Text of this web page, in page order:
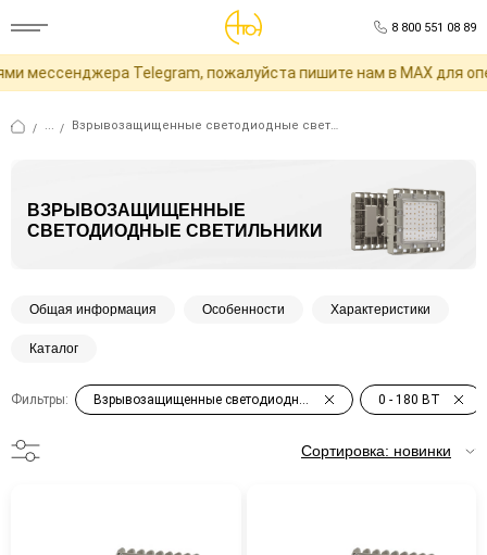
8 800 551 08 89
Telegram, пожалуйста пишите нам в MAX для
/ ... / Взрывозащищенные светодиодные светильники серии СТРИТ (STREET) 1Ex s IIC T6 Gb X
ВЗРЫВОЗАЩИЩЕННЫЕ
СВЕТОДИОДНЫЕ СВЕТИЛЬНИКИ
Общая информация Особенности Характеристики
Каталог
Фильтры: Взрывозащищенные светодиодные светильники серии СТРИТ (STREET) 1Ex s IIC T6 Gb X 0 - 180 ВТ
Сортировка: новинки